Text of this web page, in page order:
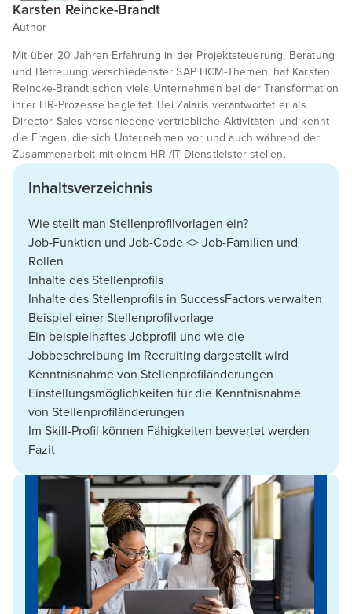
Karsten Reincke-Brandt
Author
Mit über 20 Jahren Erfahrung in der Projektsteuerung, Beratung
und Betreuung verschiedenster SAP HCM-Themen, hat Karsten
Reincke-Brandt schon viele Unternehmen bei der Transformation
ihrer HR-Prozesse begleitet. Bei Zalaris verantwortet er als
Director Sales verschiedene vertriebliche Aktivitäten und kennt
die Fragen, die sich Unternehmen vor und auch während der
Zusammenarbeit mit einem HR-/IT-Dienstleister stellen.
Inhaltsverzeichnis
Wie stellt man Stellenprofilvorlagen ein?
Job-Funktion und Job-Code <> Job-Familien und
Rollen
Inhalte des Stellenprofils
Inhalte des Stellenprofils in SuccessFactors verwalten
Beispiel einer Stellenprofilvorlage
Ein beispielhaftes Jobprofil und wie die
Jobbeschreibung im Recruiting dargestellt wird
Kenntnisnahme von Stellenprofiländerungen
Einstellungsmöglichkeiten für die Kenntnisnahme
von Stellenprofiländerungen
Im Skill-Profil können Fähigkeiten bewertet werden
Fazit